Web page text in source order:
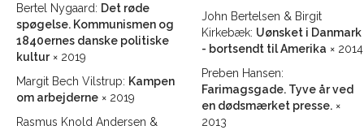
Bertel Nygaard: Det røde
spøgelse. Kommunismen og
1840ernes danske politiske
kultur× 2019
Margit Bech Vilstrup: Kampen
om arbejderne × 2019
Rasmus Knold Andersen &
John Bertelsen & Birgit
Kirkebæk: Uønsket i Danmark
- bortsendt til Amerika × 2014
Preben Hansen:
Farimagsgade. Tyve år ved
en dødsmærket presse. ×
2013